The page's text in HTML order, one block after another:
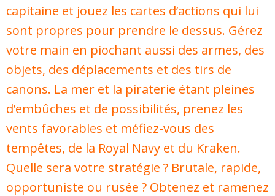
capitaine et jouez les cartes d’actions qui lui
sont propres pour prendre le dessus. Gérez
votre main en piochant aussi des armes, des
objets, des déplacements et des tirs de
canons. La mer et la piraterie étant pleines
d’embûches et de possibilités, prenez les
vents favorables et méfiez-vous des
tempêtes, de la Royal Navy et du Kraken.
Quelle sera votre stratégie ? Brutale, rapide,
opportuniste ou rusée ? Obtenez et ramenez